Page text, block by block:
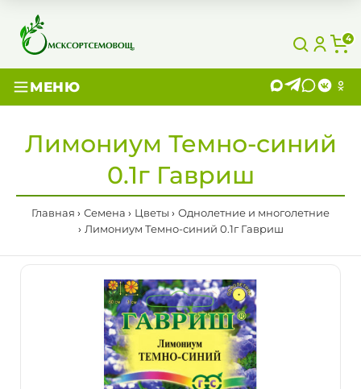
4
МЕНЮ
Лимониум Темно-синий
0.1г Гавриш
Главная Семена Цветы
Однолетние и многолетние
Лимониум Темно-синий 0.1г Гавриш